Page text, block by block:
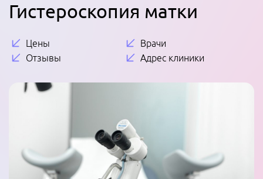
Гистероскопия матки
Цены
Врачи
Отзывы
Адрес клиники